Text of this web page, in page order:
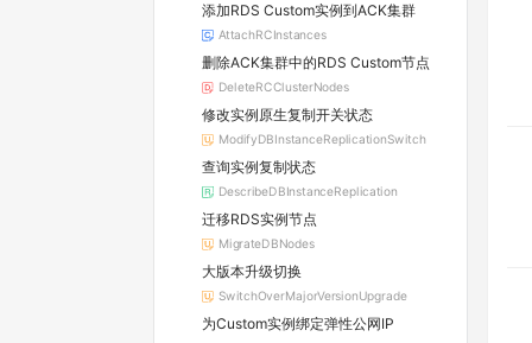
添加RDS Custom实例到ACK集群
AttachRCInstances
删除ACK集群中的RDS Custom节点
DeleteRCClusterNodes
修改实例原生复制开关状态
ModifyDBInstanceReplicationSwitch
查询实例复制状态
DescribeDBInstanceReplication
迁移RDS实例节点
MigrateDBNodes
大版本升级切换
SwitchOverMajorVersionUpgrade
为Custom实例绑定弹性公网IP